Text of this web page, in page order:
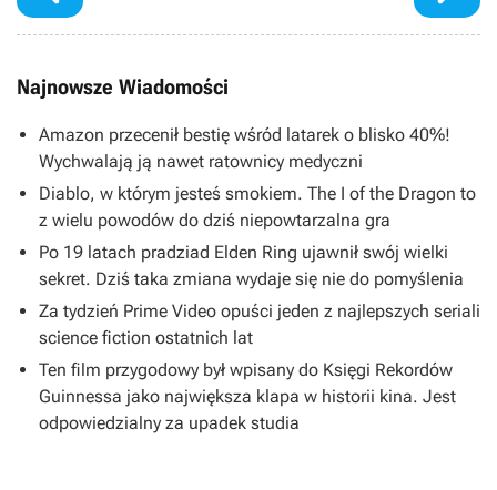
Najnowsze Wiadomości
Amazon przecenił bestię wśród latarek o blisko 40%!
Wychwalają ją nawet ratownicy medyczni
Diablo, w którym jesteś smokiem. The I of the Dragon to
z wielu powodów do dziś niepowtarzalna gra
Po 19 latach pradziad Elden Ring ujawnił swój wielki
sekret. Dziś taka zmiana wydaje się nie do pomyślenia
Za tydzień Prime Video opuści jeden z najlepszych seriali
science fiction ostatnich lat
Ten film przygodowy był wpisany do Księgi Rekordów
Guinnessa jako największa klapa w historii kina. Jest
odpowiedzialny za upadek studia